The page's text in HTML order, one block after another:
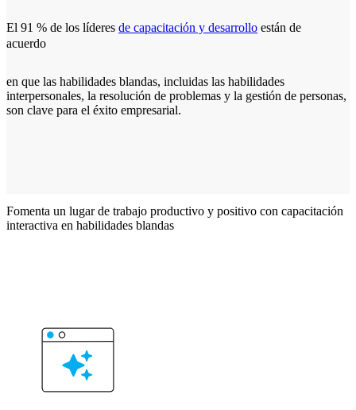
El 91 % de los líderes de capacitación y desarrollo están de
acuerdo
en que las habilidades blandas, incluidas las habilidades
interpersonales, la resolución de problemas y la gestión de personas,
son clave para el éxito empresarial.
Fomenta un lugar de trabajo productivo y positivo con capacitación
interactiva en habilidades blandas